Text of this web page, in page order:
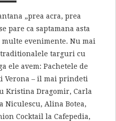
„prea acra, prea
pare ca saptamana asta
evenimente. Nu mai
targuri cu
ele avem: Pachetele de
Verona – il mai prindeti
Kristina Dragomir, Carla
Niculescu, Alina Botea,
Cocktail la Cafepedia,